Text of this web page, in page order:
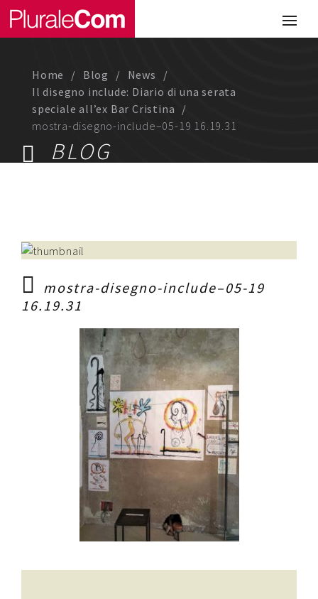
Portfolio
Comunicazione
Media & Visual Design
Lavora con noi
Magazine
Raffaele Gerardi
Home Blog
News
Il disegno include: Diario di una serata
speciale all’ex Bar Cristina
mostra-disegno-include–05-19 16.19.31
BLOG
mostra-disegno-include–05-19
16.19.31